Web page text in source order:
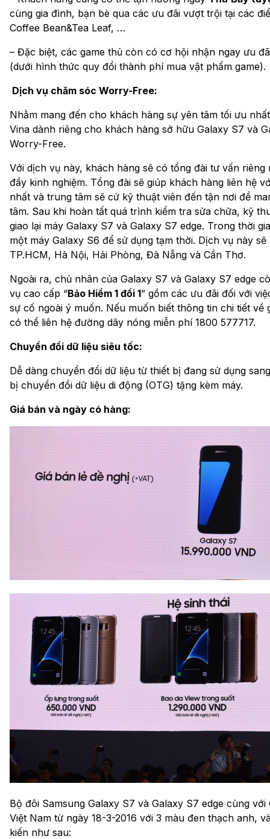
cùng gia đình, bạn bè qua các ưu đãi vượt trội tại các
Coffee Bean&Tea Leaf, …
– Đặc biệt, các game thủ còn có cơ hội nhận ngay ưu
(dưới hình thức quy đổi thành phí mua vật phẩm game).
Dịch vụ chăm sóc Worry-Free:
Nhằm mang đến cho khách hàng sự yên tâm tối ưu
Vina dành riêng cho khách hàng sở hữu Galaxy S7 và
Worry-Free.
Với dịch vụ này, khách hàng sẽ có tổng đài tư vấn
đầy kinh nghiệm. Tổng đài sẽ giúp khách hàng liên hệ
nhất và trung tâm sẽ cử kỹ thuật viên đến tận nơi để
tâm. Sau khi hoàn tất quá trình kiểm tra sửa chữa, kỹ
giao lại máy Galaxy S7 và Galaxy S7 edge. Trong thời
một máy Galaxy S6 để sử dụng tạm thời. Dịch vụ này
TP.HCM, Hà Nội, Hải Phòng, Đà Nẵng và Cần Thơ.
Ngoài ra, chủ nhân của Galaxy S7 và Galaxy S7 edge
vụ cao cấp “Bảo Hiểm 1 đổi 1” gồm các ưu đãi đối với
sự cố ngoài ý muốn. Nếu muốn biết thông tin chi tiết về
có thể liên hệ đường dây nóng miễn phí 1800 577717.
Chuyển đổi dữ liệu siêu tốc:
Dễ dàng chuyển đổi dữ liệu từ thiết bị đang sử dụng
bị chuyển đổi dữ liệu di động (OTG) tặng kèm máy.
Giá bán và ngày có hàng:
Bộ đôi Samsung Galaxy S7 và Galaxy S7 edge cùng
Việt Nam từ ngày 18-3-2016 với 3 màu đen thạch anh,
kiến như sau: